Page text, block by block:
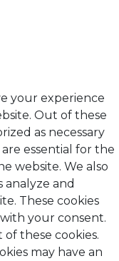
your experience
Out of these
as necessary
essential for the
website. We also
and
These cookies
your consent.
these cookies.
may have an